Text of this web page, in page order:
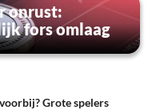
onrust:
fors omlaag
Grote spelers